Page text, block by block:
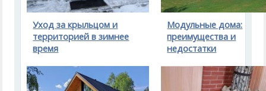
Уход за крыльцом и
территорией в зимнее
время
Модульные дома:
преимущества и
недостатки